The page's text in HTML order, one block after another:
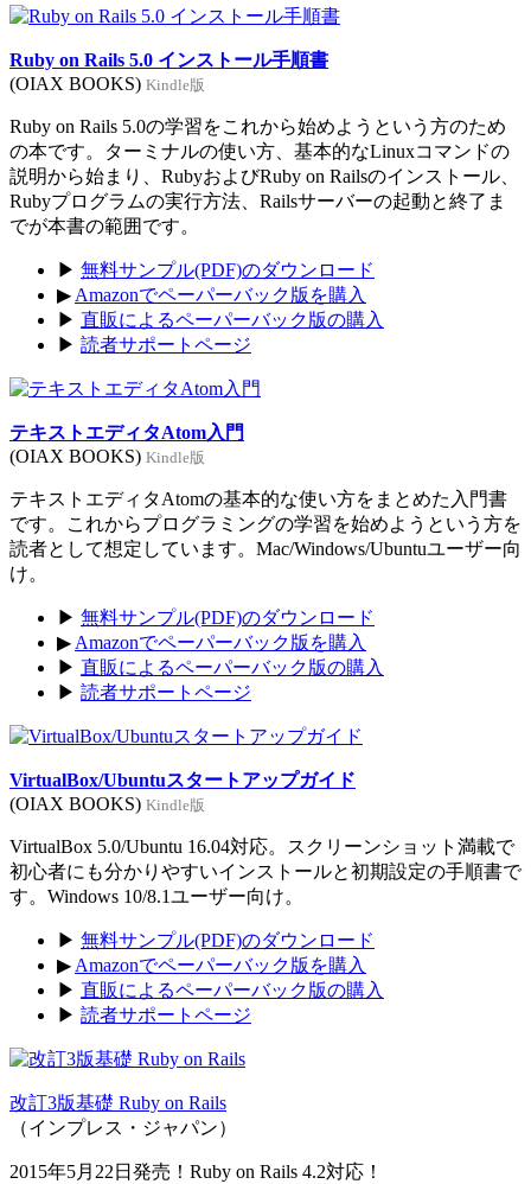
Ruby on Rails 5.0 インストール手順書
(OIAX BOOKS) Kindle版
Ruby on Rails 5.0の学習をこれから始めようという方のため
の本です。ターミナルの使い方、基本的なLinuxコマンドの
説明から始まり、RubyおよびRuby on Railsのインストール、
Rubyプログラムの実行方法、Railsサーバーの起動と終了ま
でが本書の範囲です。
▶ 無料サンプル(PDF)のダウンロード
▶ Amazonでペーパーバック版を購入
▶ 直販によるペーパーバック版の購入
▶ 読者サポートページ
テキストエディタAtom入門
(OIAX BOOKS) Kindle版
テキストエディタAtomの基本的な使い方をまとめた入門書
です。これからプログラミングの学習を始めようという方を
読者として想定しています。Mac/Windows/Ubuntuユーザー向
け。
▶ 無料サンプル(PDF)のダウンロード
▶ Amazonでペーパーバック版を購入
▶ 直販によるペーパーバック版の購入
▶ 読者サポートページ
VirtualBox/Ubuntuスタートアップガイド
(OIAX BOOKS) Kindle版
VirtualBox 5.0/Ubuntu 16.04対応。スクリーンショット満載で
初心者にも分かりやすいインストールと初期設定の手順書で
す。Windows 10/8.1ユーザー向け。
▶ 無料サンプル(PDF)のダウンロード
▶ Amazonでペーパーバック版を購入
▶ 直販によるペーパーバック版の購入
▶ 読者サポートページ
改訂3版基礎 Ruby on Rails
（インプレス・ジャパン）
2015年5月22日発売！Ruby on Rails 4.2対応！